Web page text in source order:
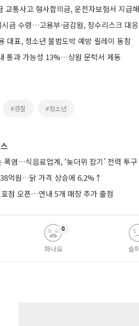
교통사고 형사합의금, 운전자보험서 지급
금 수령…고용부·금감원, 장수리스크 대
대표, 청소년 불법도박 예방 릴레이 동참
통과 가능성 13%…상원 문턱서 제동
#경찰 #청소년
폭염…식음료업계, ‘늦더위 잡기’ 전력 투구
억원…닭 가격 상승에 6.2%↑
점 오픈…연내 5개 매장 추가 출점
화나요
0
슬